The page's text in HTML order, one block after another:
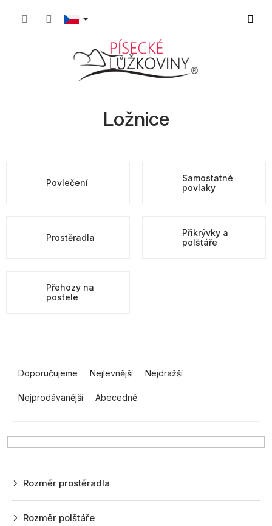
Ložnice
Povlečení
Samostatné
povlaky
Prostěradla
Přikrývky a
polštáře
Přehozy na
postele
a
í
r
d
Doporučujeme Nejlevnější Nejdražší
Nejprodávanější Abecedně
Rozměr polštáře
Rozměr prostěradla